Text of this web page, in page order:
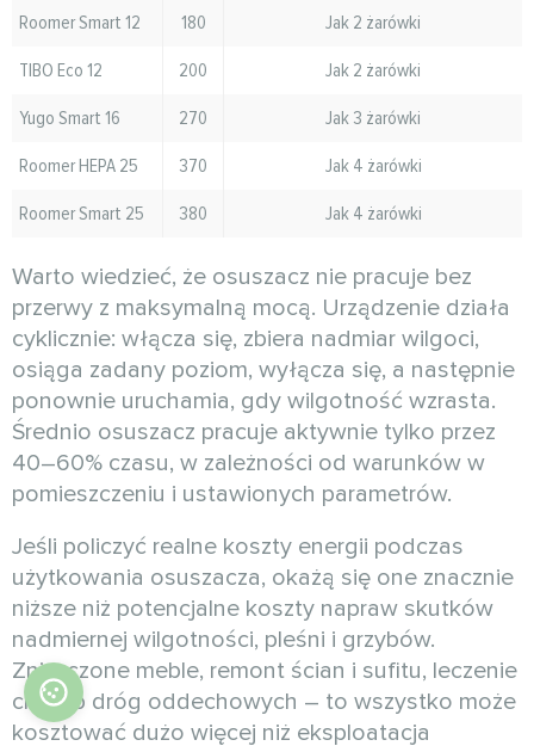
Roomer Smart 12
180
Jak 2 żarówki
TIBO Eco 12
200
Jak 2 żarówki
Yugo Smart 16
270
Jak 3 żarówki
Roomer HEPA 25
370
Jak 4 żarówki
Roomer Smart 25
380 Jak 4 żarówki
Warto wiedzieć, że osuszacz nie pracuje bez
przerwy z maksymalną mocą. Urządzenie działa
cyklicznie: włącza się, zbiera nadmiar wilgoci,
osiąga zadany poziom, wyłącza się, a następnie
ponownie uruchamia, gdy wilgotność wzrasta.
Średnio osuszacz pracuje aktywnie tylko przez
40–60% czasu, w zależności od warunków w
pomieszczeniu i ustawionych parametrów.
Jeśli policzyć realne koszty energii podczas
użytkowania osuszacza, okażą się one znacznie
niższe niż potencjalne koszty napraw skutków
nadmiernej wilgotności, pleśni i grzybów.
Zniszczone meble, remont ścian i sufitu, leczenie
chorób dróg oddechowych – to wszystko może
kosztować dużo więcej niż eksploatacja